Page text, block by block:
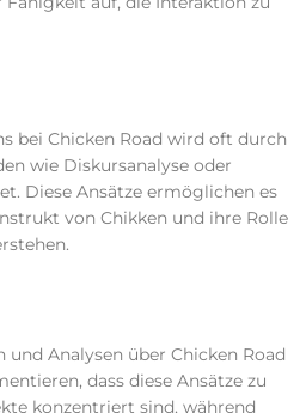
bei Chicken Road wird oft durch
wie Diskursanalyse oder
Diese Ansätze ermöglichen es
von Chikken und ihre Rolle
und Analysen über Chicken Road
dass diese Ansätze zu
konzentriert sind, während